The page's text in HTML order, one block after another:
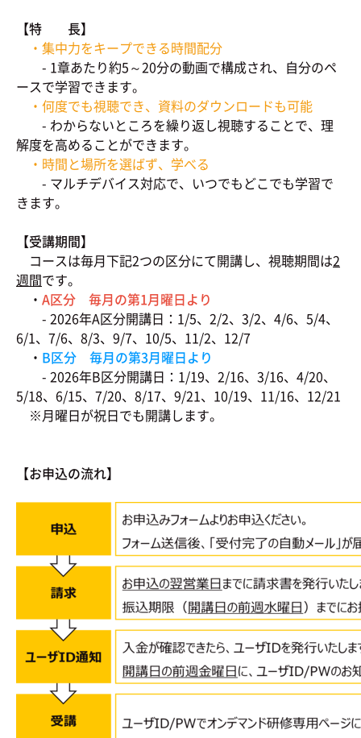
【特 長】
・集中力をキープできる時間配分
- 1章あたり約5～20分の動画で構成され、自分のペ
ースで学習できます。
・何度でも視聴でき、資料のダウンロードも可能
- わからないところを繰り返し視聴することで、理
解度を高めることができます。
・時間と場所を選ばず、学べる
- マルチデバイス対応で、いつでもどこでも学習で
きます。
【受講期間】
コースは毎月下記2つの区分にて開講し、視聴期間は2
週間です。
・ A区分 毎月の第1月曜日より
- 2026年A区分開講日：1/5、2/2、3/2、4/6、5/4、
6/1、7/6、8/3、9/7、10/5、11/2、12/7
・ B区分 毎月の第3月曜日より
- 2026年B区分開講日：1/19、2/16、3/16、4/20、
5/18、6/15、7/20、8/17、9/21、10/19、11/16、12/21
※月曜日が祝日でも開講します。
【お申込の流れ】